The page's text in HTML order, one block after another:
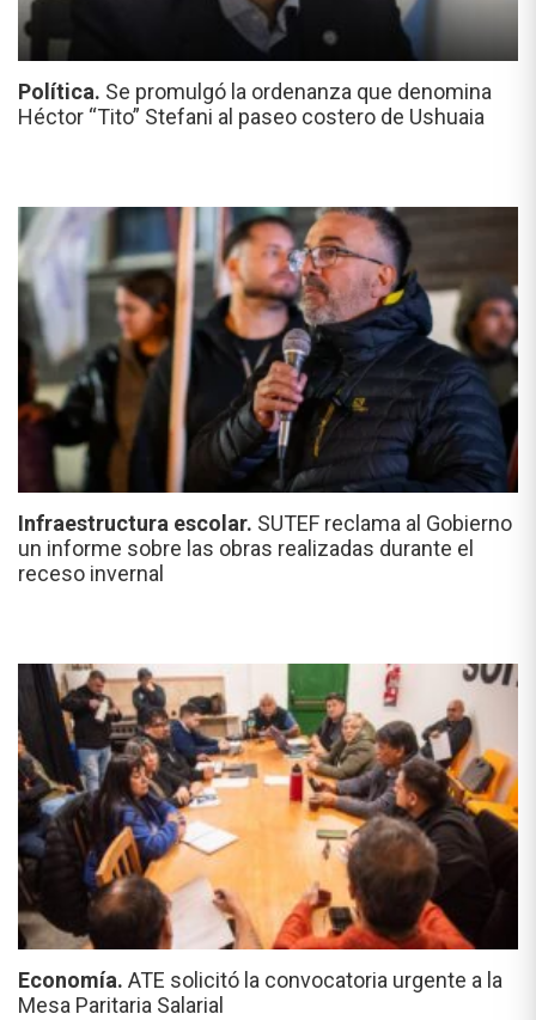
Política. Se promulgó la ordenanza que denomina
Héctor “Tito” Stefani al paseo costero de Ushuaia
Infraestructura escolar. SUTEF reclama al Gobierno
un informe sobre las obras realizadas durante el
receso invernal
Economía. ATE solicitó la convocatoria urgente a la
Mesa Paritaria Salarial